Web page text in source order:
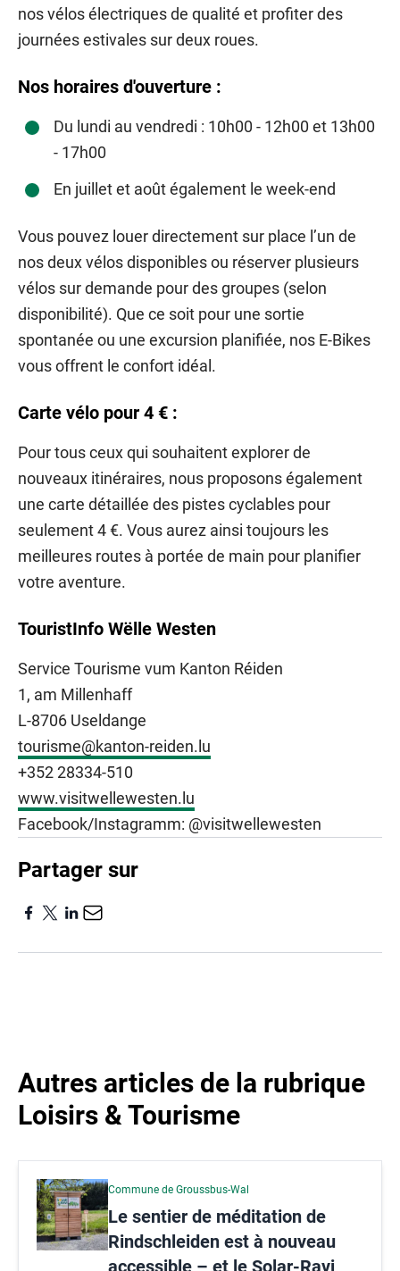
nos vélos électriques de qualité et profiter des
journées estivales sur deux roues.
Nos horaires d'ouverture :
Du lundi au vendredi : 10h00 - 12h00 et 13h00
- 17h00
En juillet et août également le week-end
Vous pouvez louer directement sur place l’un de
nos deux vélos disponibles ou réserver plusieurs
vélos sur demande pour des groupes (selon
disponibilité). Que ce soit pour une sortie
spontanée ou une excursion planifiée, nos E-Bikes
vous offrent le confort idéal.
Carte vélo pour 4 € :
Pour tous ceux qui souhaitent explorer de
nouveaux itinéraires, nous proposons également
une carte détaillée des pistes cyclables pour
seulement 4 €. Vous aurez ainsi toujours les
meilleures routes à portée de main pour planifier
votre aventure.
TouristInfo Wëlle Westen
Service Tourisme vum Kanton Réiden
1, am Millenhaff
L-8706 Useldange
tourisme@kanton-reiden.lu
+352 28334-510
www.visitwellewesten.lu
Facebook/Instagramm: @visitwellewesten
Partager sur
Autres articles de la rubrique
Loisirs & Tourisme
Commune de Groussbus-Wal
Le sentier de méditation de
Rindschleiden est à nouveau
accessible – et le Solar-Ravi